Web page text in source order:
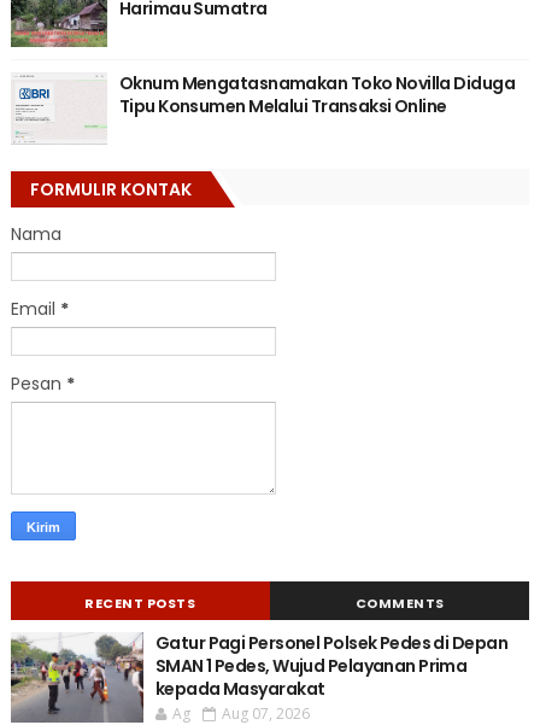
Harimau Sumatra
Oknum Mengatasnamakan Toko Novilla Diduga
Tipu Konsumen Melalui Transaksi Online
FORMULIR KONTAK
Nama
Email *
Pesan *
RECENT POSTS COMMENTS
Gatur Pagi Personel Polsek Pedes di Depan
SMAN 1 Pedes, Wujud Pelayanan Prima
kepada Masyarakat
Ag Aug 07, 2026